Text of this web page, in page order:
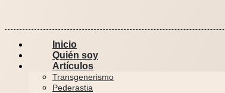
Inicio
Quién soy
Artículos
Transgenerismo
Pederastia